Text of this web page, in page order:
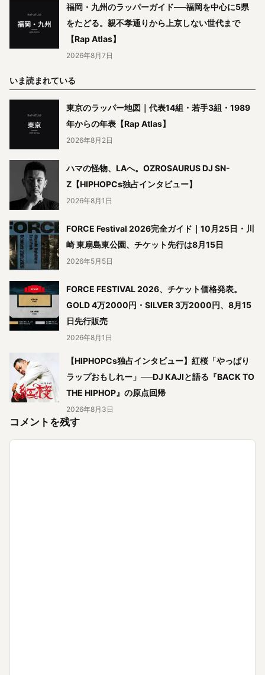
福岡・九州のラッパーガイド──福岡を中心に5県
をたどる。親不孝通りから上京しない世代まで
【Rap Atlas】
2026年8月7日
いま読まれている
東京のラッパー地図｜代表14組・若手3組・1989
年からの年表【Rap Atlas】
2026年8月2日
ハマの怪物、LAへ。OZROSAURUS DJ SN-
Z【HIPHOPCs独占インタビュー】
2026年8月1日
FORCE Festival 2026完全ガイド｜10月25日・川
崎 東扇島東公園、チケット先行は8月15日
2026年5月5日
FORCE FESTIVAL 2026、チケット価格発表。
GOLD 4万2000円・SILVER 3万2000円、8月15
日先行販売
2026年8月1日
【HIPHOPCs独占インタビュー】紅桜「やっぱり
ラップおもしれー」──DJ KAJIと語る『BACK TO
THE HIPHOP』の原点回帰
2026年8月3日
コメントを残す